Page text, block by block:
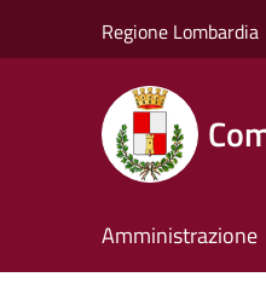
Regione Lombardia
Amministrazione